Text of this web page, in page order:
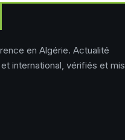
en Algérie. Actualité
international, vérifiés et mis